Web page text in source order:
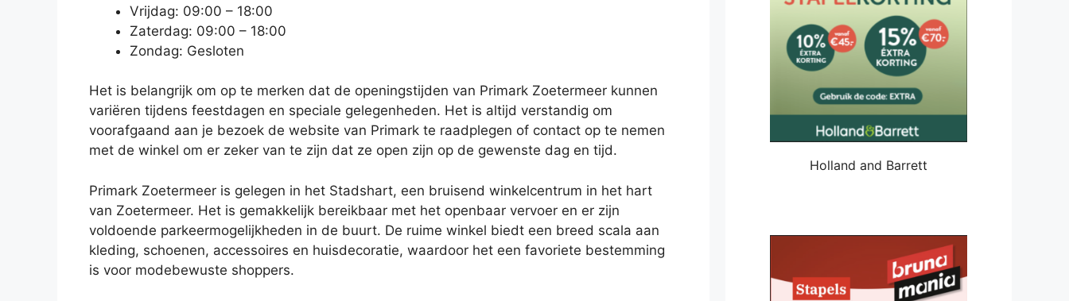
Vrijdag: 09:00 – 18:00
Zaterdag: 09:00 – 18:00
Zondag: Gesloten
Het is belangrijk om op te merken dat de openingstijden van Primark Zoetermeer kunnen
variëren tijdens feestdagen en speciale gelegenheden. Het is altijd verstandig om
voorafgaand aan je bezoek de website van Primark te raadplegen of contact op te nemen
met de winkel om er zeker van te zijn dat ze open zijn op de gewenste dag en tijd.
Primark Zoetermeer is gelegen in het Stadshart, een bruisend winkelcentrum in het hart
van Zoetermeer. Het is gemakkelijk bereikbaar met het openbaar vervoer en er zijn
voldoende parkeermogelijkheden in de buurt. De ruime winkel biedt een breed scala aan
kleding, schoenen, accessoires en huisdecoratie, waardoor het een favoriete bestemming
is voor modebewuste shoppers.
Holland and Barrett